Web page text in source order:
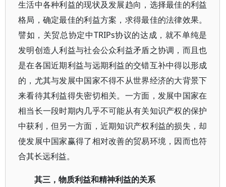
生活中各种利益的现状及发展趋向，选择最佳的利益
格局，确定最佳的利益方案，求得最佳的法律效果。
譬如，关贸总协定中TRIPs协议的达成，就不单纯是
发明创造人利益与社会公众利益矛盾之协调，而且也
是在各国近期利益与远期利益的交错互补中得以形成
的，尤其与发展中国家不得不从世界经济的大背景下
来看待其利益得失密切相关。一方面，发展中国家在
相当长一段时期内几乎不可能从有关知识产权的保护
中获利，但另一方面，近期知识产权利益的损失，却
使发展中国家赢得了相对改善的贸易环境，因而也符
合其长远利益。
其三，物质利益和精神利益的关系